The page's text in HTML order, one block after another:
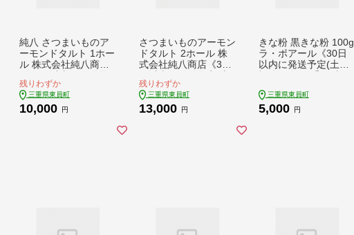
純八 さつまいものア
ーモンドタルト 1ホー
ル 株式会社純八商店
定(土日祝除く)》冷凍
ギフト 送料無料 タル
ト スイーツ さつまい
残りわずか
三重県東員町
10,000 円
さつまいものアーモン
ドタルト 2ホール 株
式会社純八商店《30
日祝除く)》冷凍 ギフ
ト 送料無料 タルト ス
イーツ さつまいも 純
残りわずか
三重県東員町
13,000 円
きな粉 黒きな粉 100g
ラ・ポアール《30日
以内に発送予定(土日
粉 きなこ 送料無料 st-
p
三重県東員町
5,000 円